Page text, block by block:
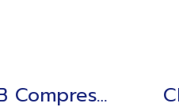
CLP-NB Compression 10 kN to 10 MN